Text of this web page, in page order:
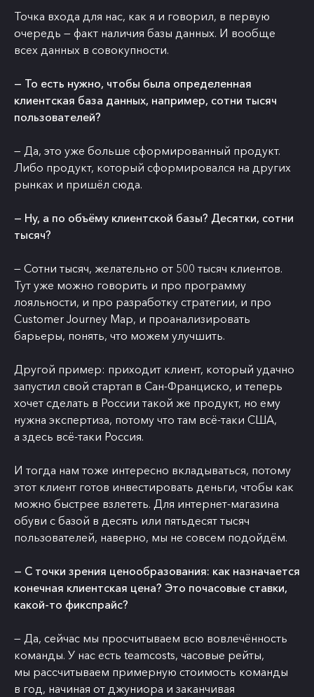
Точка входа для нас, как я и говорил, в первую
очередь — факт наличия базы данных. И вообще
всех данных в совокупности.
— То есть нужно, чтобы была определенная
клиентская база данных, например, сотни тысяч
пользователей?
— Да, это уже больше сформированный продукт.
Либо продукт, который сформировался на других
рынках и пришёл сюда.
— Ну, а по объёму клиентской базы? Десятки, сотни
тысяч?
— Сотни тысяч, желательно от 500 тысяч клиентов.
Тут уже можно говорить и про программу
лояльности, и про разработку стратегии, и про
Customer Journey Map, и проанализировать
барьеры, понять, что можем улучшить.
Другой пример: приходит клиент, который удачно
запустил свой стартап в Сан-Франциско, и теперь
хочет сделать в России такой же продукт, но ему
нужна экспертиза, потому что там всё-таки США,
а здесь всё-таки Россия.
И тогда нам тоже интересно вкладываться, потому
этот клиент готов инвестировать деньги, чтобы как
можно быстрее взлететь. Для интернет-магазина
обуви с базой в десять или пятьдесят тысяч
пользователей, наверно, мы не совсем подойдём.
— С точки зрения ценообразования: как назначается
конечная клиентская цена? Это почасовые ставки,
какой-то фикспрайс?
— Да, сейчас мы просчитываем всю вовлечённость
команды. У нас есть teamcosts, часовые рейты,
мы рассчитываем примерную стоимость команды
в год, начиная от джуниора и заканчивая